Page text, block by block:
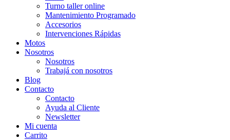
Turno taller online
Mantenimiento Programado
Accesorios
Intervenciones Rápidas
Motos
Nosotros
Nosotros
Trabajá con nosotros
Blog
Contacto
Contacto
Ayuda al Cliente
Newsletter
Mi cuenta
Carrito